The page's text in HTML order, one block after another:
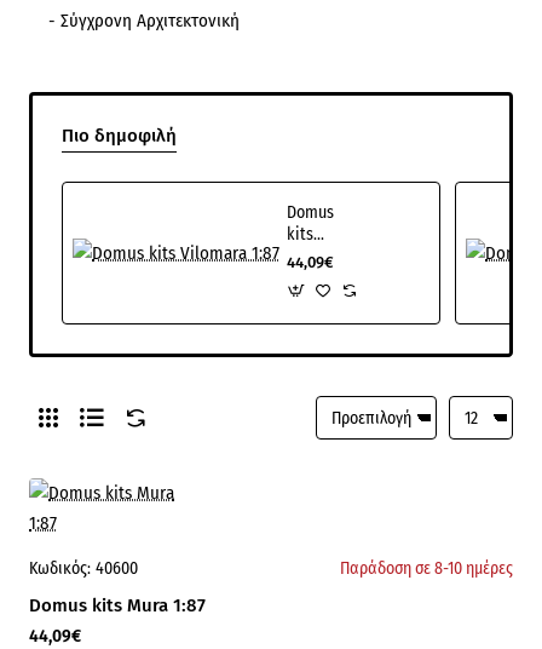
- Σύγχρονη Αρχιτεκτονική
Πιο δημοφιλή
Domus
kits
Vilomara
44,09€
Κωδικός: 40600 Παράδοση σε 8-10 ημέρες
Domus kits Mura 1:87
44,09€